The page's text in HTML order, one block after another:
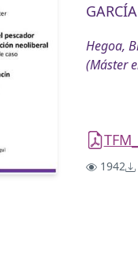
Hegoa,
(Máster
1942